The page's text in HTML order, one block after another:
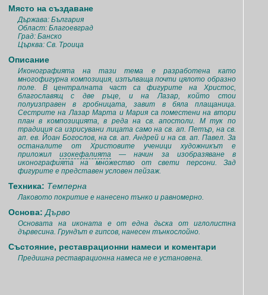
Място на създаване
Държава: България
Област: Благоевград
Град: Банско
Църква: Св. Троица
Описание
Иконографията на тази тема е разработена като
многофигурна композиция, изпълваща почти цялото образно
поле. В централната част са фигурите на Христос,
благославящ с две ръце, и на Лазар, който стои
полуизправен в гробницата, завит в бяла плащаница.
Сестрите на Лазар Марта и Мария са поместени на втори
план в композицията, в реда на св. апостоли. М тук по
традиция са изрисувани лицата само на св. ап. Петър, на св.
ап. ев. Йоан Богослов, на св. ап. Андрей и на св. ап. Павел. За
останалите от Христовите ученици художникът е
приложилизокефалията — начин за изобразяване в
иконографията на множество от свети персони. Зад
фигурите е представен условен пейзаж.
Техника: Темперна
Лаковото покритие е нанесено тънко и равномерно.
Основа: Дърво
Основата на иконата е от една дьска от иглолистна
дървесина. Грундът е гипсов, нанесен тънкослойно.
Състояние, реставрационни намеси и коментари
Предишна реставрационна намеса не е установена.